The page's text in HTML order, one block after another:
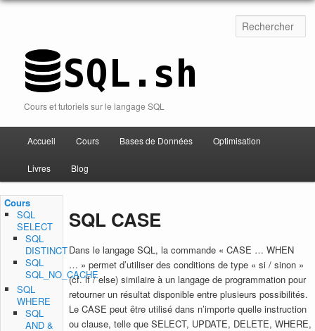
Cours et tutoriels sur le langage SQL
Aller au contenu
Accueil Cours Bases de Données Optimisation
Livres Blog
SQL CASE
Dans le langage SQL, la commande « CASE … WHEN
… » permet d’utiliser des conditions de type « si / sinon »
(cf. if / else) similaire à un langage de programmation pour
retourner un résultat disponible entre plusieurs possibilités.
Le CASE peut être utilisé dans n’importe quelle instruction
ou clause, telle que SELECT, UPDATE, DELETE, WHERE,
Cours
SQL
SELECT
SQL
DISTINCT
SQL
SQL_NO_CACHE
SQL
WHERE
SQL
AND &